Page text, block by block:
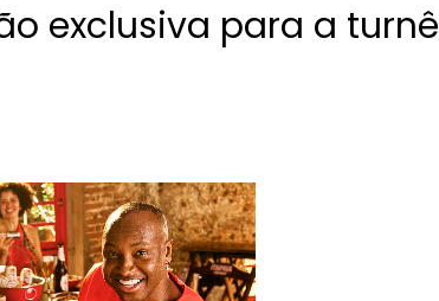
exclusiva para a turnê